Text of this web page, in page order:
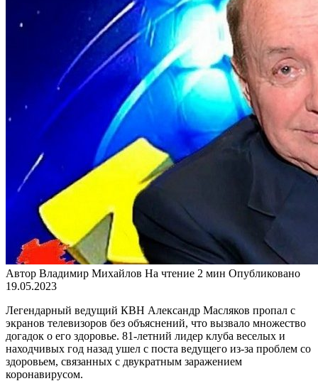
Автор Владимир Михайлов На чтение 2 мин Опубликовано
19.05.2023
Легендарный ведущий КВН Александр Масляков пропал с
экранов телевизоров без объяснений, что вызвало множество
догадок о его здоровье. 81-летний лидер клуба веселых и
находчивых год назад ушел с поста ведущего из-за проблем со
здоровьем, связанных с двукратным заражением
коронавирусом.